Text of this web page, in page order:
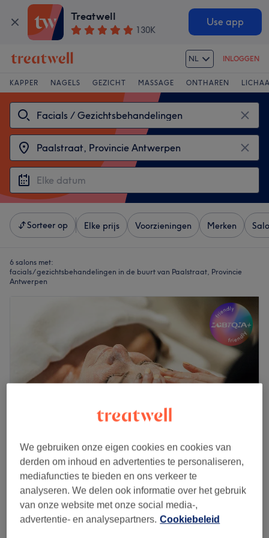
Treatwell
130K
Use app
NL INLOGGEN
KAPPER NAGELS GEZICHT MASSAGE ONTHAREN
Sorteer op Elke prijs Voorzieningen Merken
6 salons met:
facials / gezichtsbehandelingen in de buurt van Paalstraat, Provincie
Antwerpen
Atelier Beauté by Stef
4,8
851 reviews
Paalstraat, Provincie Antwerpen
Laat zien op de kaart
Last-minute
We gebruiken onze eigen cookies en cookies van
derden om inhoud en advertenties te personaliseren,
mediafuncties te bieden en ons verkeer te
analyseren. We delen ook informatie over het gebruik
van onze website met onze social media-,
advertentie- en analysepartners. Cookiebeleid